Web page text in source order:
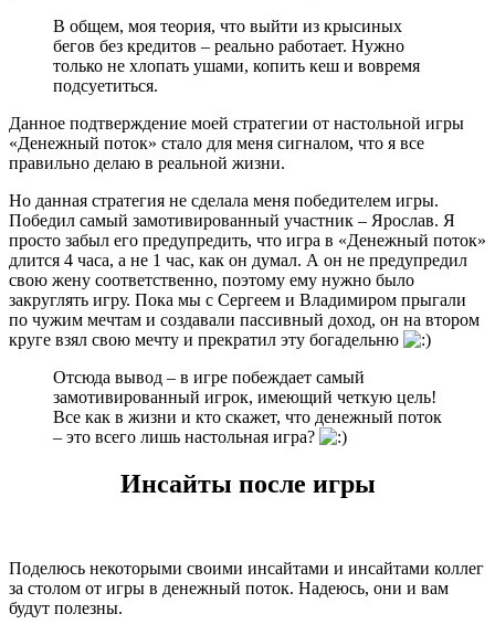
В общем, моя теория, что выйти из крысиных
бегов без кредитов – реально работает. Нужно
только не хлопать ушами, копить кеш и вовремя
подсуетиться.
Данное подтверждение моей стратегии от настольной игры
«Денежный поток» стало для меня сигналом, что я все
правильно делаю в реальной жизни.
Но данная стратегия не сделала меня победителем игры.
Победил самый замотивированный участник – Ярослав. Я
просто забыл его предупредить, что игра в «Денежный поток»
длится 4 часа, а не 1 час, как он думал. А он не предупредил
свою жену соответственно, поэтому ему нужно было
закруглять игру. Пока мы с Сергеем и Владимиром прыгали
по чужим мечтам и создавали пассивный доход, он на втором
круге взял свою мечту и прекратил эту богадельню
Отсюда вывод – в игре побеждает самый
замотивированный игрок, имеющий четкую цель!
Все как в жизни и кто скажет, что денежный поток
– это всего лишь настольная игра?
Инсайты после игры
Поделюсь некоторыми своими инсайтами и инсайтами коллег
за столом от игры в денежный поток. Надеюсь, они и вам
будут полезны.